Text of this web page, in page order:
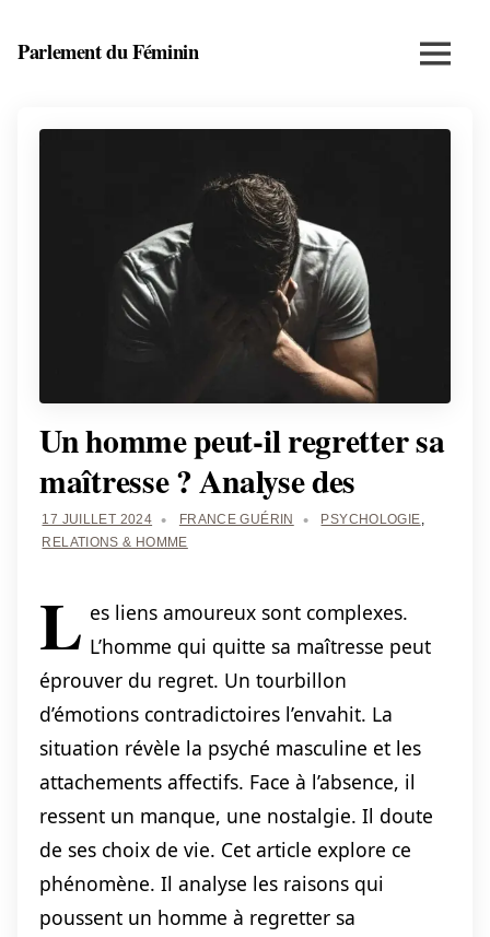
Parlement du Féminin
bien-
Menu
Un homme peut-il regretter sa
maîtresse ? Analyse des
17 JUILLET 2024 FRANCE GUÉRIN PSYCHOLOGIE,
RELATIONS & HOMME
L es liens amoureux sont complexes.
L’homme qui quitte sa maîtresse peut
éprouver du regret. Un tourbillon
d’émotions contradictoires l’envahit. La
situation révèle la psyché masculine et les
attachements affectifs. Face à l’absence, il
ressent un manque, une nostalgie. Il doute
de ses choix de vie. Cet article explore ce
phénomène. Il analyse les raisons qui
poussent un homme à regretter sa